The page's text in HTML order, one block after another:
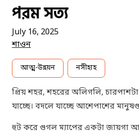
পরম সত্য
July 16, 2025
শাওন
আত্ম-উন্নয়ন নসীহাহ
প্রিয় শহর, শহরের অলিগলি,
যাচ্ছে। বদলে যাচ্ছে আশেপাশের
হুট করে গুগল ম্যাপের একটা জায়গা